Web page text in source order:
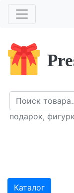
подарок,
Каталог